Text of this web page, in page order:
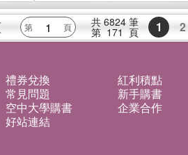
共 6824 筆
第 171 頁 1 2
禮券兌換
紅利積點
常見問題
新手購書
空中大學購書
企業合作
好站連結